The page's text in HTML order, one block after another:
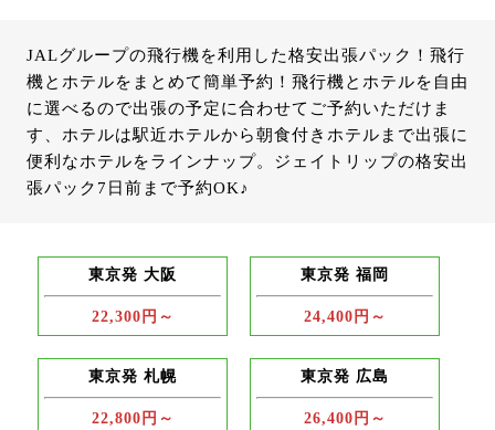
JALグループの飛行機を利用した格安出張パック！飛行
機とホテルをまとめて簡単予約！飛行機とホテルを自由
に選べるので出張の予定に合わせてご予約いただけま
す、ホテルは駅近ホテルから朝食付きホテルまで出張に
便利なホテルをラインナップ。ジェイトリップの格安出
張パック7日前まで予約OK♪
東京発 大阪
22,300円～
東京発 福岡
24,400円～
東京発 札幌
22,800円～
東京発 広島
26,400円～